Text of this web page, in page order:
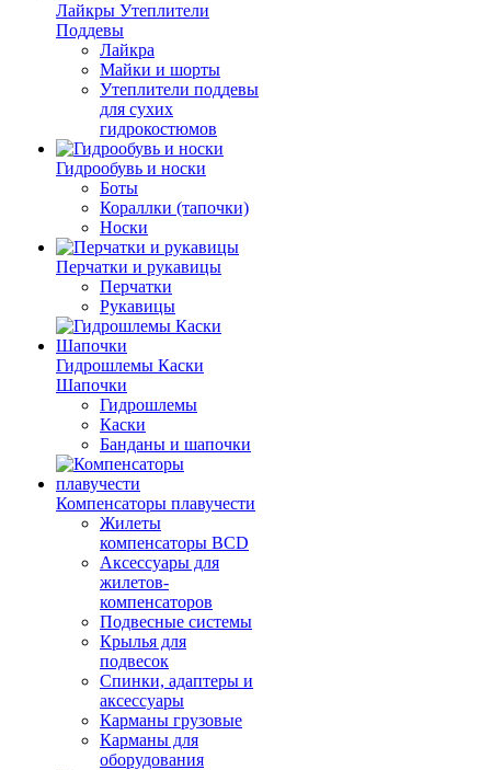
Лайкры Утеплители
Поддевы
Лайкра
Майки и шорты
Утеплители поддевы
для сухих
гидрокостюмов
Гидрообувь и носки
Боты
Кораллки (тапочки)
Носки
Перчатки и рукавицы
Перчатки
Рукавицы
Гидрошлемы Каски
Шапочки
Гидрошлемы
Каски
Банданы и шапочки
Компенсаторы плавучести
Жилеты
компенсаторы BCD
Аксессуары для
жилетов-
компенсаторов
Подвесные системы
Крылья для
подвесок
Спинки, адаптеры и
аксессуары
Карманы грузовые
Карманы для
оборудования